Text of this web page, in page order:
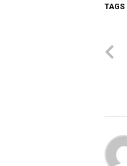
TAGS